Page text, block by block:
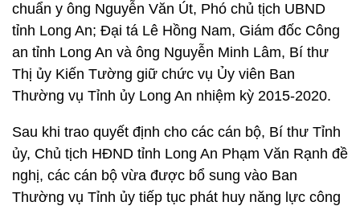
chuẩn y ông Nguyễn Văn Út, Phó chủ tịch UBND
tỉnh Long An; Đại tá Lê Hồng Nam, Giám đốc Công
an tỉnh Long An và ông Nguyễn Minh Lâm, Bí thư
Thị ủy Kiến Tường giữ chức vụ Ủy viên Ban
Thường vụ Tỉnh ủy Long An nhiệm kỳ 2015-2020.
Sau khi trao quyết định cho các cán bộ, Bí thư Tỉnh
ủy, Chủ tịch HĐND tỉnh Long An Phạm Văn Rạnh đề
nghị, các cán bộ vừa được bổ sung vào Ban
Thường vụ Tỉnh ủy tiếp tục phát huy năng lực công